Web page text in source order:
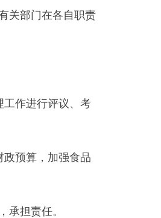
关部门在各自职责
作进行评议、考
预算，加强食品
担责任。